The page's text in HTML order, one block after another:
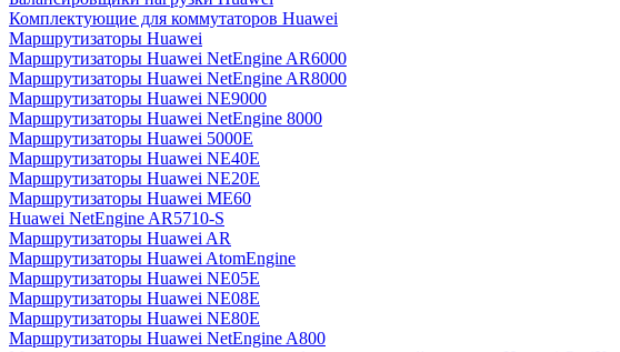
Комплектующие для коммутаторов Huawei
Маршрутизаторы Huawei
Маршрутизаторы Huawei NetEngine AR6000
Маршрутизаторы Huawei NetEngine AR8000
Маршрутизаторы Huawei NE9000
Маршрутизаторы Huawei NetEngine 8000
Маршрутизаторы Huawei 5000E
Маршрутизаторы Huawei NE40E
Маршрутизаторы Huawei NE20E
Маршрутизаторы Huawei ME60
Huawei NetEngine AR5710-S
Маршрутизаторы Huawei AR
Маршрутизаторы Huawei AtomEngine
Маршрутизаторы Huawei NE05E
Маршрутизаторы Huawei NE08E
Маршрутизаторы Huawei NE80E
Маршрутизаторы Huawei NetEngine A800